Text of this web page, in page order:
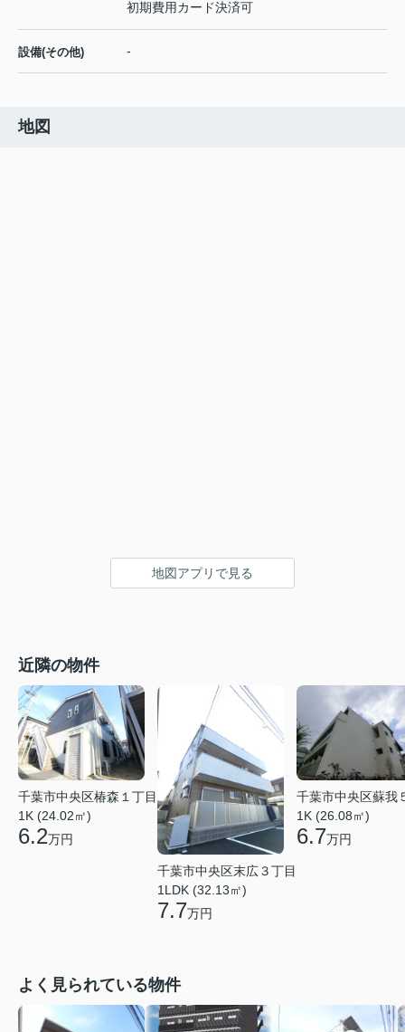
初期費用カード決済可
設備(その他) -
地図
地図アプリで見る
近隣の物件
千葉市中央区椿森１丁目
1K (24.02㎡)
6.2万円
千葉市中央区末広３丁目
1LDK (32.13㎡)
7.7万円
千葉市中央区蘇我
1K (26.08㎡)
6.7万円
よく見られている物件